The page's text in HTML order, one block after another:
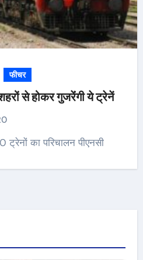
फीचर
से होकर गुजरेंंगी ये ट्रेनें
का परिचालन पीएनसी